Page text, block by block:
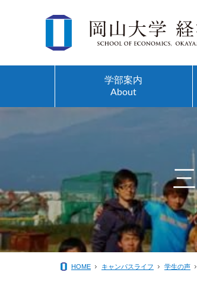
学部案内
About
理念
学部長メッセージ
学部パンフレット
動画コンテンツ
オープンキャンパス
高校生サポートイベント
志願者・入学者数
３年次編入学生募集
夜間主コース
ゼミ紹介
講義案内
特色ある講義
研究紹介
先端研究
研究叢書一覧
経済学部教員の出版物
学生の声
卒業生の声
学生相談ルーム
教育研究支援室
HOME キャンパスライフ 学生の声